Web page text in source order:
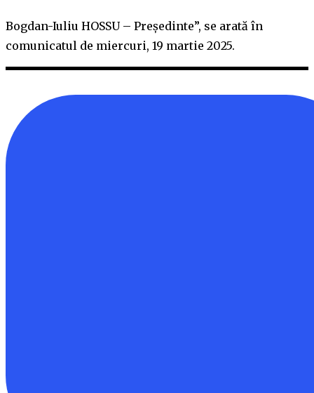
Bogdan-Iuliu HOSSU – Preşedinte”, se arată în
comunicatul de miercuri, 19 martie 2025.